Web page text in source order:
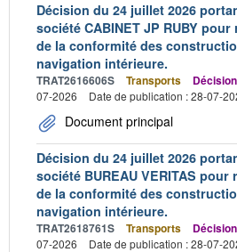
Décision du 24 juillet 2026
société CABINET JP RUBY
de la conformité des
navigation intérieure.
TRAT2616606S Transports Décision
07-2026
Date de publication : 28-07-
Document principal
Décision du 24 juillet 2026
société BUREAU VERITAS pour
de la conformité des
navigation intérieure.
TRAT2618761S Transports Décision
07-2026
Date de publication : 28-07-